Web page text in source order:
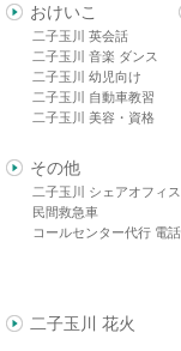
おけいこ
二子玉川 英会話
二子玉川 音楽 ダンス
二子玉川 幼児向け
二子玉川 自動車教習
二子玉川 美容・資格
その他
二子玉川 シェアオフィス
民間救急車
コールセンター代行 電
二子玉川 花火